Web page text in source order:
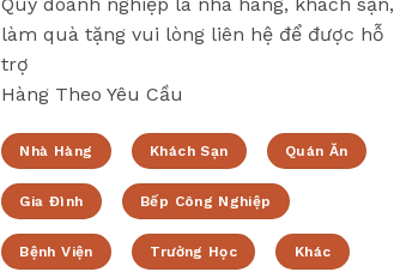
làm quà tặng vui lòng liên hệ để được hỗ
trợ
Hàng Theo Yêu Cầu
Nhà Hàng Khách Sạn Quán Ăn
Gia Đình Bếp Công Nghiệp
Bệnh Viện Trường Học Khác